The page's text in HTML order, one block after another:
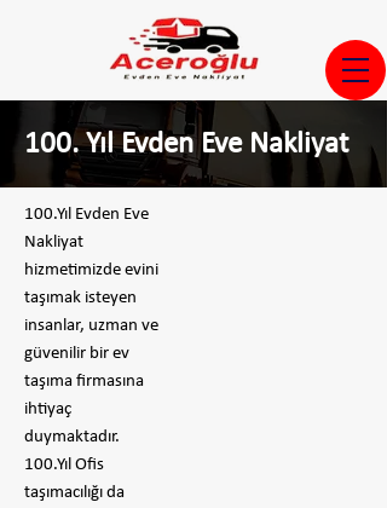
100. Yıl Evden Eve Nakliyat
100.Yıl Evden Eve
Nakliyat
hizmetimizde evini
taşımak isteyen
insanlar, uzman ve
güvenilir bir ev
taşıma firmasına
ihtiyaç
duymaktadır.
100.Yıl Ofis
taşımacılığı da